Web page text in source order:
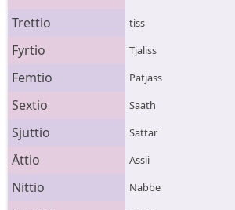
Trettio tiss
Fyrtio Tjaliss
Femtio Patjass
Sextio Saath
Sjuttio Sattar
Åttio Assii
Nittio Nabbe